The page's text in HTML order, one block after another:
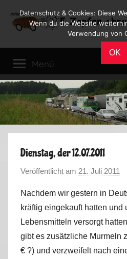
Inhalt
Reiseblog
Leben
im
Wohnmobil
Menü
Dienstag, der 12.07.2011
Veröffentlicht am 21. Juli 2011
n
M
a
r
k
Nachdem wir gestern in
kräftig eingekauft hatten und
Lebensmitteln versorgt
gibt es zusätzliche Murmeln
€ ?) und verzweifelt nach
Datenschutz & Cookies: Diese
Wenn du die Website
Verwendung von
OK